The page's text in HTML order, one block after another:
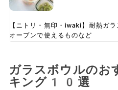
【ニトリ・無印・iwaki】耐熱ガ
オーブンで使えるものなど
ガラスボウルのお
キング10選